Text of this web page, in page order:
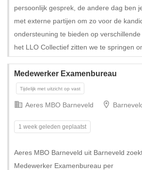
persoonlijk gesprek, de andere dag ben
met externe partijen om zo voor de
ondersteuning te bieden op
het LLO Collectief zitten we te springen
Medewerker Examenbureau
Aeres MBO Barneveld
1 week geleden geplaatst
Aeres MBO Barneveld uit Barneveld
Medewerker Examenbureau per